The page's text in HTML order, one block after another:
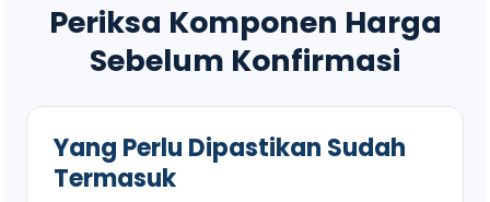
Periksa Komponen Harga
Sebelum Konfirmasi
Yang Perlu Dipastikan Sudah
Termasuk